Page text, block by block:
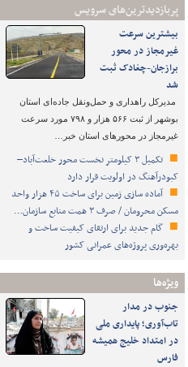
پربازدیدترین‌های سرویس
بیشترین سرعت
غیرمجاز در محور
برازجان-چغادک ثبت
شد
مدیرکل راهداری و حمل‌ونقل جاده‌ای استان
بوشهر از ثبت ۵۶۶ هزار و ۷۹۸ مورد سرعت
غیرمجاز در محورهای استان خبر…
تکمیل ۳ کیلومتر نخست محور خلعت‌آباد–
کبودرآهنگ در اولویت قرار دارد
آماده سازی زمین برای ساخت ۴۵ هزار واحد
مسکن محرومان / صرف ۳ همت منابع سازمان…
گام جدید برای ارتقای کیفیت ساخت و
بهره‌وری پروژه‌های عمرانی کشور
ویژه‌ها
جنوب در مدار
تاب‌آوری؛ پایداری ملی
در امتداد خلیج همیشه
فارس